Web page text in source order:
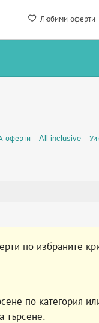
Любими оферти
оферти All inclusive
по избраните
по категория
търсене.